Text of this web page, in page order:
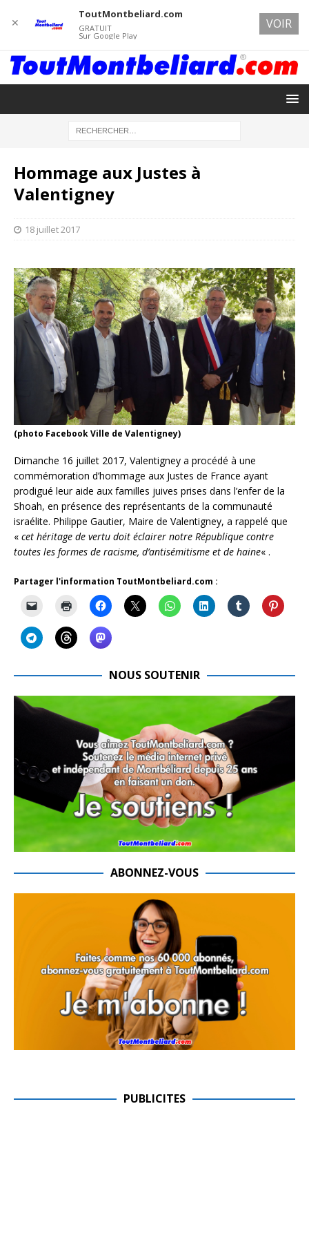
Hommage aux Justes à
Valentigney
18 juillet 2017
(photo Facebook Ville de Valentigney)
Dimanche 16 juillet 2017, Valentigney a procédé à une
commémoration d’hommage aux Justes de France ayant
prodigué leur aide aux familles juives prises dans l’enfer de la
Shoah, en présence des représentants de la communauté
israélite. Philippe Gautier, Maire de Valentigney, a rappelé que
« cet héritage de vertu doit éclairer notre République contre
toutes les formes de racisme, d’antisémitisme et de haine« .
Partager l'information ToutMontbeliard.com :
NOUS SOUTENIR
ABONNEZ-VOUS
PUBLICITES
✕
ToutMontbeliard.com
GRATUIT
Sur Google Play
VOIR